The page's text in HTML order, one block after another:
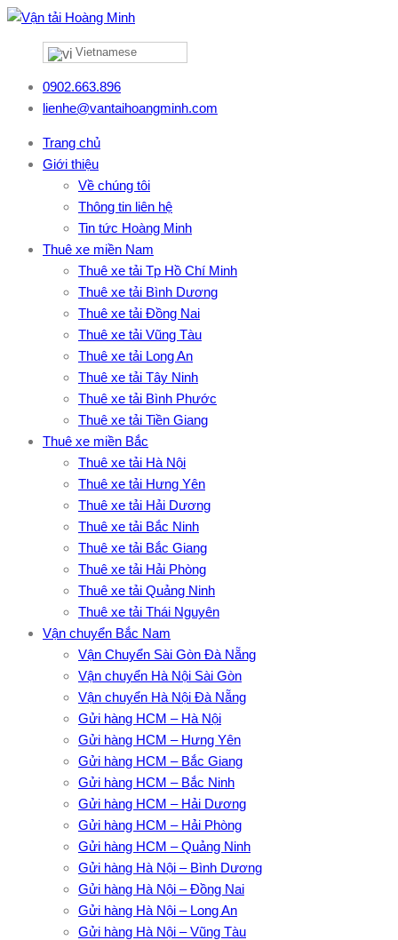
Vietnamese
0902.663.896
lienhe@vantaihoangminh.com
Trang chủ
Giới thiệu
Về chúng tôi
Thông tin liên hệ
Tin tức Hoàng Minh
Thuê xe miền Nam
Thuê xe tải Tp Hồ Chí Minh
Thuê xe tải Bình Dương
Thuê xe tải Đồng Nai
Thuê xe tải Vũng Tàu
Thuê xe tải Long An
Thuê xe tải Tây Ninh
Thuê xe tải Bình Phước
Thuê xe tải Tiền Giang
Thuê xe miền Bắc
Thuê xe tải Hà Nội
Thuê xe tải Hưng Yên
Thuê xe tải Hải Dương
Thuê xe tải Bắc Ninh
Thuê xe tải Bắc Giang
Thuê xe tải Hải Phòng
Thuê xe tải Quảng Ninh
Thuê xe tải Thái Nguyên
Vận chuyển Bắc Nam
Vận Chuyển Sài Gòn Đà Nẵng
Vận chuyển Hà Nội Sài Gòn
Vận chuyển Hà Nội Đà Nẵng
Gửi hàng HCM – Hà Nội
Gửi hàng HCM – Hưng Yên
Gửi hàng HCM – Bắc Giang
Gửi hàng HCM – Bắc Ninh
Gửi hàng HCM – Hải Dương
Gửi hàng HCM – Hải Phòng
Gửi hàng HCM – Quảng Ninh
Gửi hàng Hà Nội – Bình Dương
Gửi hàng Hà Nội – Đồng Nai
Gửi hàng Hà Nội – Long An
Gửi hàng Hà Nội – Vũng Tàu